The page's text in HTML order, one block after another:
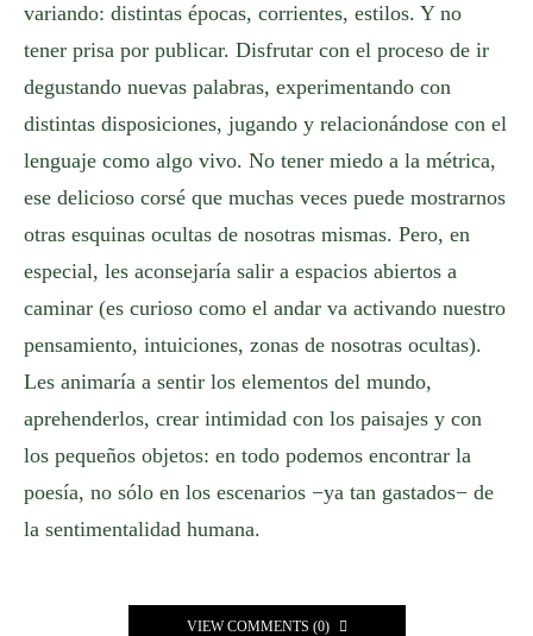
variando: distintas épocas, corrientes, estilos. Y no
tener prisa por publicar. Disfrutar con el proceso de ir
degustando nuevas palabras, experimentando con
distintas disposiciones, jugando y relacionándose con el
lenguaje como algo vivo. No tener miedo a la métrica,
ese delicioso corsé que muchas veces puede mostrarnos
otras esquinas ocultas de nosotras mismas. Pero, en
especial, les aconsejaría salir a espacios abiertos a
caminar (es curioso como el andar va activando nuestro
pensamiento, intuiciones, zonas de nosotras ocultas).
Les animaría a sentir los elementos del mundo,
aprehenderlos, crear intimidad con los paisajes y con
los pequeños objetos: en todo podemos encontrar la
poesía, no sólo en los escenarios −ya tan gastados− de
la sentimentalidad humana.
VIEW COMMENTS (0)